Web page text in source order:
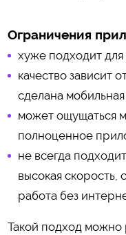
Ограничения
хуже подходит
качество зависит
сделана
может ощущаться
полноценное
не всегда
высокая скорость,
работа без
Такой подход можно